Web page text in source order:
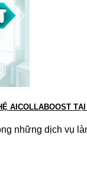
AICOLLABOOST
những dịch vụ